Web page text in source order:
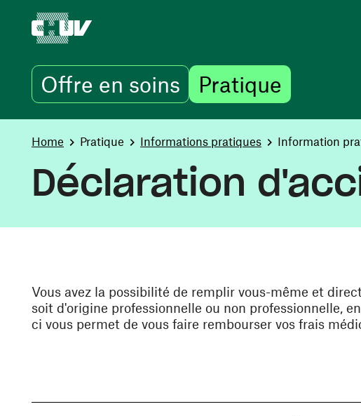
Offre en soins Pratique
You are here:
Home Pratique Informations pratiques Information
Déclaration
Vous avez la possibilité de remplir vous-même et
soit d'origine professionnelle ou non professionnelle,
ci vous permet de vous faire rembourser vos frais